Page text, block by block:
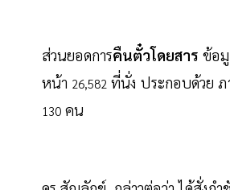
ส่วนยอดการคืนตั๋วโดยสาร ข้อ
หน้า 26,582 ที่นั่ง ประกอบด้วย
130 คน